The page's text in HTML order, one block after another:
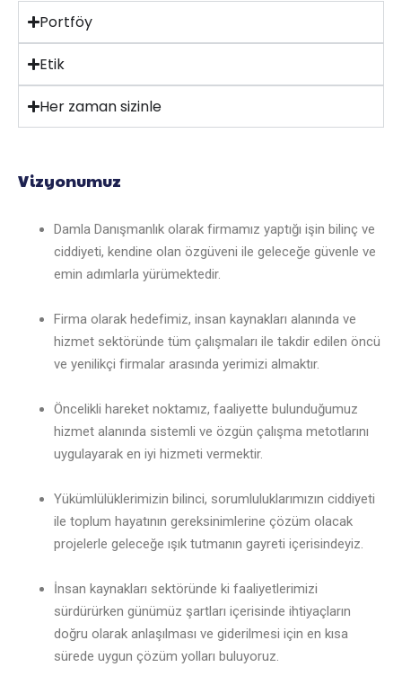
Portföy
Etik
Her zaman sizinle
Vizyonumuz
Damla Danışmanlık olarak firmamız yaptığı işin bilinç ve
ciddiyeti, kendine olan özgüveni ile geleceğe güvenle ve
emin adımlarla yürümektedir.
Firma olarak hedefimiz, insan kaynakları alanında ve
hizmet sektöründe tüm çalışmaları ile takdir edilen öncü
ve yenilikçi firmalar arasında yerimizi almaktır.
Öncelikli hareket noktamız, faaliyette bulunduğumuz
hizmet alanında sistemli ve özgün çalışma metotlarını
uygulayarak en iyi hizmeti vermektir.
Yükümlülüklerimizin bilinci, sorumluluklarımızın ciddiyeti
ile toplum hayatının gereksinimlerine çözüm olacak
projelerle geleceğe ışık tutmanın gayreti içerisindeyiz.
İnsan kaynakları sektöründe ki faaliyetlerimizi
sürdürürken günümüz şartları içerisinde ihtiyaçların
doğru olarak anlaşılması ve giderilmesi için en kısa
sürede uygun çözüm yolları buluyoruz.